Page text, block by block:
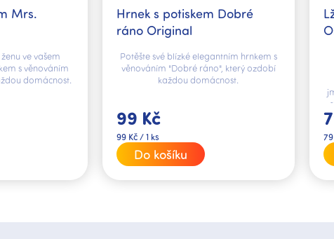
Mrs.
ve vašem
s věnováním
domácnost.
Hrnek s potiskem Dobré
ráno Original
99 Kč
Měrná
cena:
99 Kč / 1 ks
Do košíku
Potěšte své blízké elegantním hrnkem s
věnováním "Dobré ráno", který ozdobí
každou domácnost.